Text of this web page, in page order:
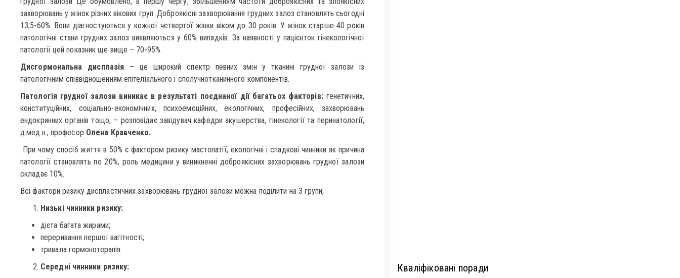
захворювань у жінок різних вікових груп. Доброякісні захворювання грудних залоз становлять сьогодні
13,5-60%. Вони діагностуються у кожної четвертої жінки віком до 30 років. У жінок старше 40 років
патологічні стани грудних залоз виявляються у 60% випадків. За наявності у пацієнток гінекологічної
патології цей показник ще вище – 70-95%.
Дисгормональна дисплазія – це широкий спектр певних змін у тканині грудної залози із
патологічним співвідношенням епітеліального і сполучнотканинного компонентів.
Патологія грудної залози виникає в результаті поєднаної дії багатьох факторів:генетичних,
конституційних, соціально-економічних, психоемоційних, екологічних, професійних, захворювань
ендокринних органів тощо, – розповідає завідувач кафедри акушерства, гінекології та перинатології,
д.мед.н., професор Олена Кравченко.
При чому спосіб життя в 50% є фактором ризику мастопатії, екологічні і спадкові чинники як причина
патології становлять по 20%, роль медицини у виникненні доброякісних захворювань грудної залози
складає 10%.
Всі фактори ризику диспластичних захворювань грудної залози можна поділити на 3 групи;
Низькі чинники ризику:
дієта багата жирами;
переривання першої вагітності;
тривала гормонотерапія.
Середні чинники ризику:
Кваліфіковані поради